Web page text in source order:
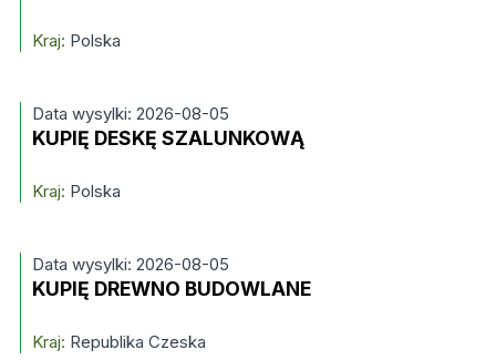
Kraj: Polska
Data wysylki: 2026-08-05
KUPIĘ DESKĘ SZALUNKOWĄ
Kraj: Polska
Data wysylki: 2026-08-05
KUPIĘ DREWNO BUDOWLANE
Kraj: Republika Czeska